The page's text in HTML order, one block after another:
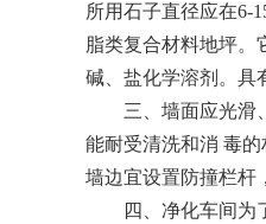
所用石子直径应在6-
脂类复合材料地坪。
碱、盐化学溶剂。具
三、墙面应光滑
能耐受清洗和消 毒
墙边宜设置防撞栏杆
四、净化车间为了